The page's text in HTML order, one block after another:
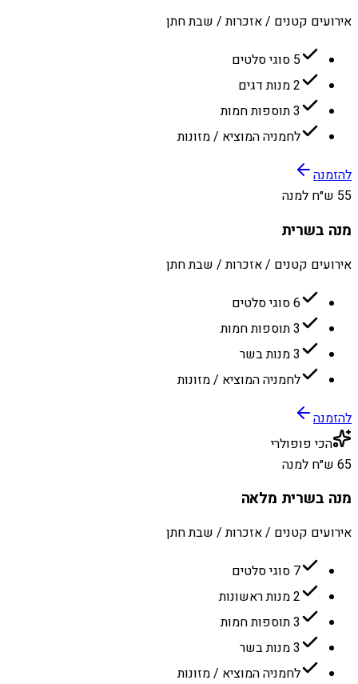
אירועים קטנים / אזכרות / שבת חתן
5 סוגי סלטים
2 מנות דגים
3 תוספות חמות
לחמניה המוציא / מזונות
להזמנה
55 ש״ח למנה
מנה בשרית
אירועים קטנים / אזכרות / שבת חתן
6 סוגי סלטים
3 תוספות חמות
3 מנות בשר
לחמניה המוציא / מזונות
להזמנה
הכי פופולרי
65 ש״ח למנה
מנה בשרית מלאה
אירועים קטנים / אזכרות / שבת חתן
7 סוגי סלטים
2 מנות ראשונות
3 תוספות חמות
3 מנות בשר
לחמניה המוציא / מזונות